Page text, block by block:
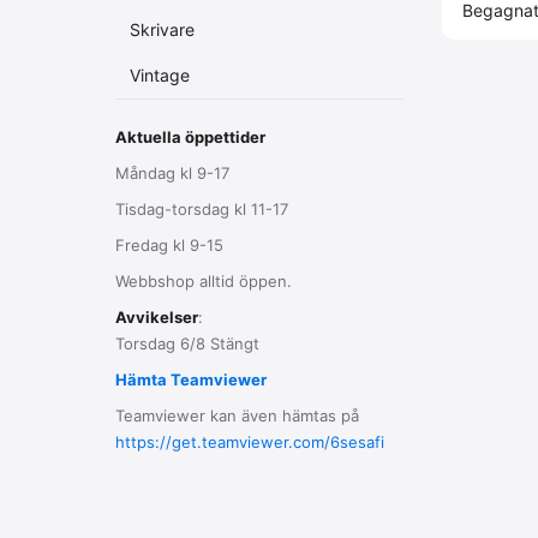
Skrivare
Vintage
Aktuella öppettider
Måndag kl 9-17
Tisdag-torsdag kl 11-17
Fredag kl 9-15
Webbshop alltid öppen.
Avvikelser:
Torsdag 6/8 Stängt
Hämta Teamviewer
Teamviewer kan även hämtas på
https://get.teamviewer.com/6sesafi
Begagnat